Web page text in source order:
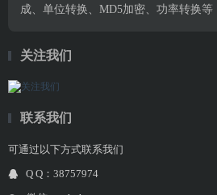
成、单位转换、MD5加密、功率转换等
关注我们
联系我们
可通过以下方式联系我们
Q Q：38757974